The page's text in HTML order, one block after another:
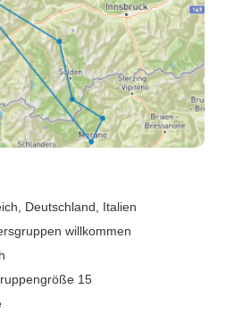
, Deutschland , Italien
willkommen
15